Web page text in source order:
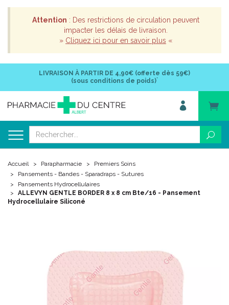
Attention : Des restrictions de circulation peuvent
impacter les délais de livraison.
» Cliquez ici pour en savoir plus «
LIVRAISON À PARTIR DE 4,90€ (offerte dès 59€)
(sous conditions de poids)*
Accueil Parapharmacie
Premiers Soins
Pansements - Bandes - Sparadraps - Sutures
Pansements Hydrocellulaires
ALLEVYN GENTLE BORDER 8 x 8 cm Bte/16 - Pansement
Hydrocellulaire Siliconé